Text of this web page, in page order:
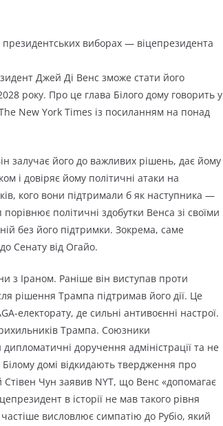
президентських виборах — віцепрезидента
Джей Ді Венс зможе стати його
року. Про це глава Білого дому говорить у
New York Times із посиланням на понад
залучає його до важливих рішень, дає йому
і довіряє йому політичні атаки на
кого вони підтримали б як наступника —
політичні здобутки Венса зі своїми
без його підтримки. Зокрема, саме
Сенату від Огайо.
з Іраном. Раніше він виступав проти
рішення Трампа підтримав його дії. Це
електорату, де сильні антивоєнні настрої.
Трампа. Союзники
доручення адміністрації та не
домі відкидають твердження про
Чун заявив NYT, що Венс «допомагає
в історії не мав такого рівня
висловлює симпатію до Рубіо, який